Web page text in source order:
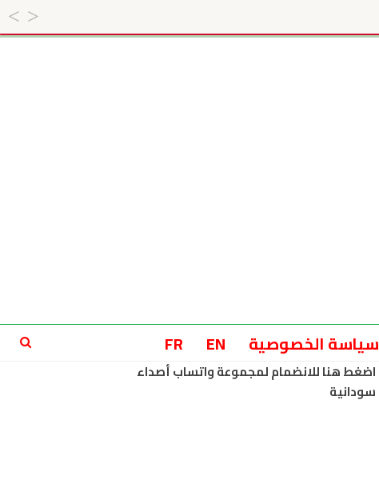
سياسة الخصوصية EN
FR
اضغط هنا للانضمام لمجموعة واتساب أصداء
سودانية